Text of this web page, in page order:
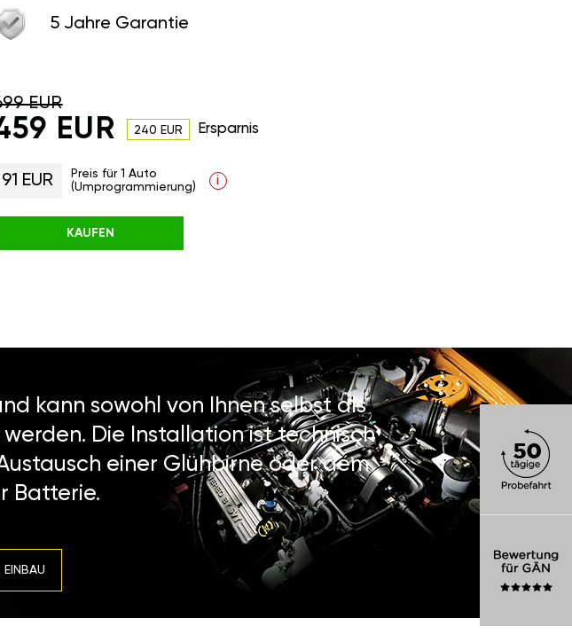
5 Jahre Garantie
EUR
EUR 240 EUR Ersparnis
91 EUR
Preis für 1 Auto
(Umprogrammierung)
i
KAUFEN
kann sowohl von Ihnen selbst als
Die Installation ist technisch
einer Glühbirne oder dem
Batterie.